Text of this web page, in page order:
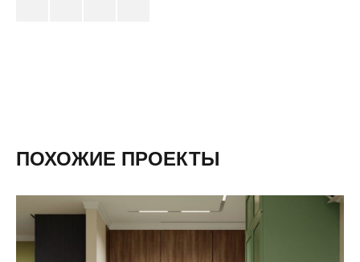
ПОХОЖИЕ ПРОЕКТЫ